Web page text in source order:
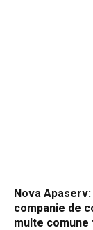
Nova
companie de
multe comune